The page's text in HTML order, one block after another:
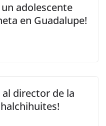
adolescente
en Guadalupe!
al director de la